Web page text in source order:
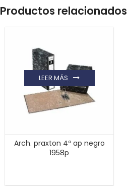
Productos relacionados
Arch. praxton 4º ap negro
1958p
LEER MÁS